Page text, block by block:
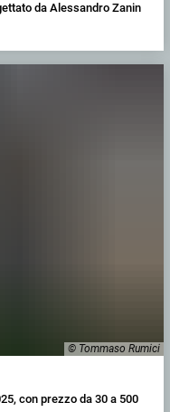
da Alessandro Zanin
© Tommaso Rumici
con prezzo da 30 a 500